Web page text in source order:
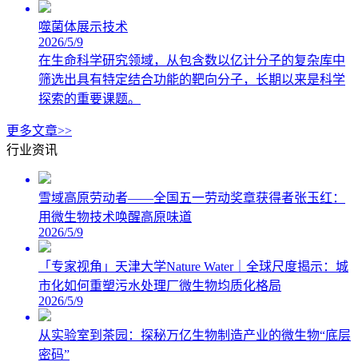
噬菌体展示技术
2026/5/9
在生命科学研究领域，从包含数以亿计分子的复杂库中
筛选出具有特定结合功能的靶向分子，长期以来是科学
探索的重要课题。
更多文章>>
行业资讯
雪域高原劳动者——全国五一劳动奖章获得者张玉红：
用微生物技术唤醒高原味道
2026/5/9
「专家视角」天津大学Nature Water｜全球尺度揭示：城
市化如何重塑污水处理厂微生物均质化格局
2026/5/9
从实验室到茶园：探秘万亿生物制造产业的微生物“底层
密码”